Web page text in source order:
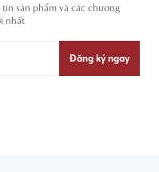
sản phẩm và các chương
nhất
Đăng ký ngay